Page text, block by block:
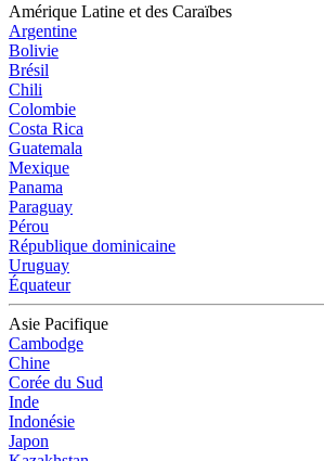
Amérique Latine et des Caraïbes
Argentine
Bolivie
Brésil
Chili
Colombie
Costa Rica
Guatemala
Mexique
Panama
Paraguay
Pérou
République dominicaine
Uruguay
Équateur
Asie Pacifique
Cambodge
Chine
Corée du Sud
Inde
Indonésie
Japon